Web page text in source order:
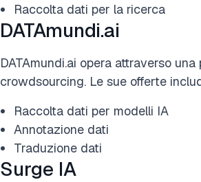
Raccolta dati per la ricerca
DATAmundi.ai
DATAmundi.ai opera attraverso
crowdsourcing. Le sue offerte
Raccolta dati per modelli IA
Annotazione dati
Traduzione dati
Surge IA